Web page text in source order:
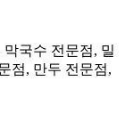
국수 전문점, 밀
점, 만두 전문점,